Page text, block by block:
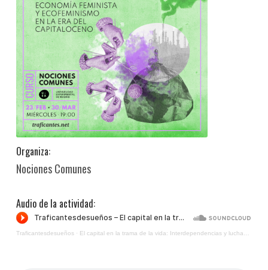
Organiza:
Nociones Comunes
Audio de la actividad:
Traficantesdesueños· El capital en la trama de la vida: Interdependencias y luchas por lo común con Mina Lorena Navarro